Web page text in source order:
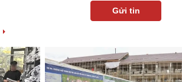
Gửi tin